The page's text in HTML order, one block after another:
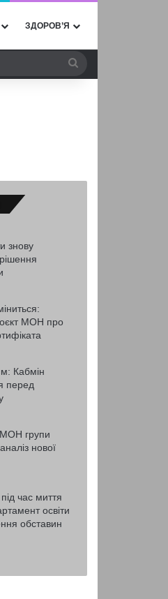
ЗДОРОВ’Я
знову
МОН про
Кабмін
перед
МОН групи
нової
час миття
освіти
обставин